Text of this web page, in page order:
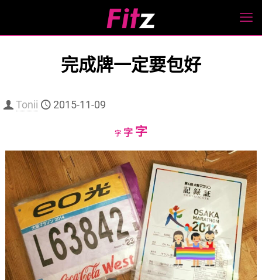
完成牌一定要包好
Tonii 2015-11-09
字Decrease
size.
字Reset
size.
字Increase
size.